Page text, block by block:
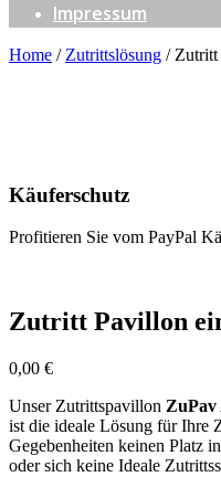
Impressum
Home / Zutrittslösung / Zutritt
Käuferschutz
Profitieren Sie vom PayPal
Zutritt Pavillon
0,00 €
Unser Zutrittspavillon ZuPav
ist die ideale Lösung für Ihre
Gegebenheiten keinen Platz
oder sich keine Ideale